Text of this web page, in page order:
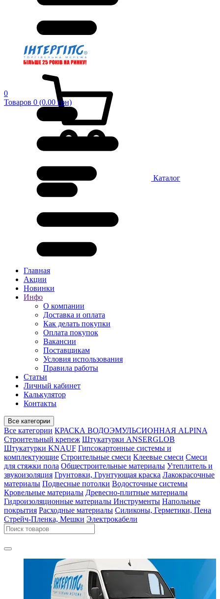
0
Товаров 0 (0.00 грн)
Каталог
Главная
Акции
Новинки
Инфо
О компании
Доставка и оплата
Как делать покупки
Оплата покупок
Вакансии
Поставщикам
Условия использования
Правила работы
Статьи
Личный кабинет
Калькулятор
Контакты
Все категории
Все категории КРАСКА ВОДОЭМУЛЬСИОННАЯ ALPINA
Строительный крепеж Штукатурки ANSERGLOB
Штукатурки KNAUF Гипсокартонные системы и
комплектующие Строительные смеси Клеевые смеси Смеси
для стяжки пола Общестроительные материалы Утеплитель и
звукоизоляция Грунтовки, Грунтующая краска Лакокрасочные
материалы Подвесные потолки Водосточные системы
Кровельные материалы Древесно-плитные материалы
Гидроизоляционные материалы Инструменты Напольные
покрытия Расходные материалы Силиконы, Герметики, Пена
Стрейч-Пленка, Мешки Электрокабели